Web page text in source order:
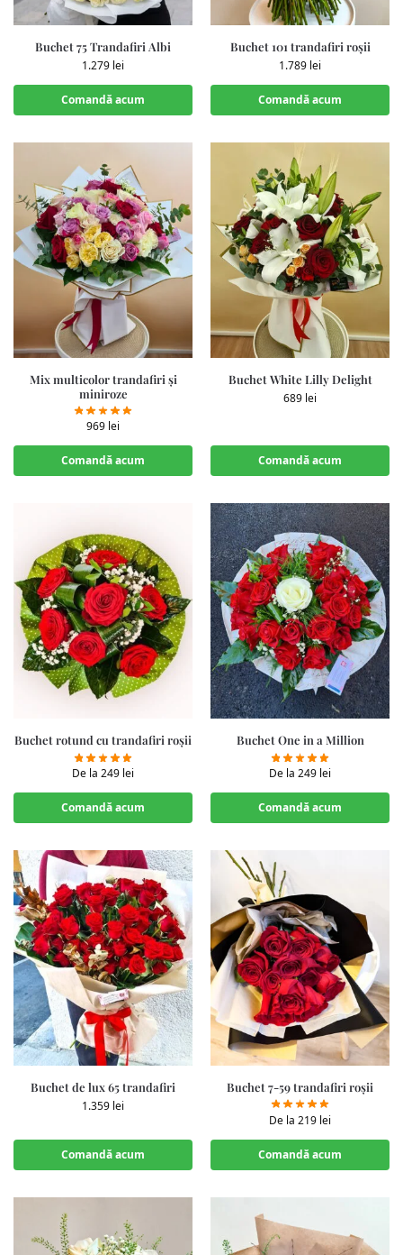
Buchet 75 Trandafiri Albi
1.279 lei
Comandă acum
Buchet 101 trandafiri roșii
1.789 lei
Comandă acum
Mix multicolor trandafiri și
miniroze
969 lei
Comandă acum
Buchet White Lilly Delight
689 lei
Comandă acum
Buchet rotund cu trandafiri roșii
De la 249 lei
Comandă acum
Buchet One in a Million
De la 249 lei
Comandă acum
Buchet de lux 65 trandafiri
1.359 lei
Comandă acum
Buchet 7-59 trandafiri roșii
De la 219 lei
Comandă acum